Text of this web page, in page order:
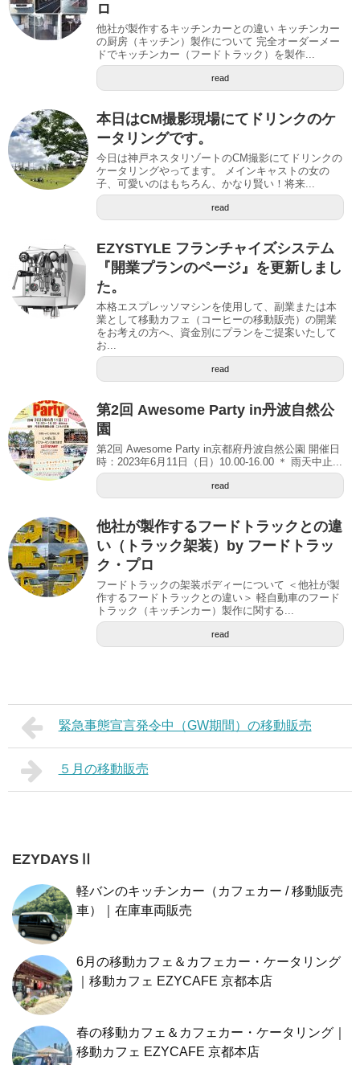
ロ
他社が製作するキッチンカーとの違い キッチンカー
の厨房（キッチン）製作について 完全オーダーメー
ドでキッチンカー（フードトラック）を製作...
read
本日はCM撮影現場にてドリンクのケ
ータリングです。
今日は神戸ネスタリゾートのCM撮影にてドリンクの
ケータリングやってます。 メインキャストの女の
子、可愛いのはもちろん、かなり賢い！将来...
read
EZYSTYLE フランチャイズシステム
『開業プランのページ』を更新しまし
た。
本格エスプレッソマシンを使用して、副業または本
業として移動カフェ（コーヒーの移動販売）の開業
をお考えの方へ、資金別にプランをご提案いたして
お...
read
第2回 Awesome Party in丹波自然公
園
第2回 Awesome Party in京都府丹波自然公園 開催日
時：2023年6月11日（日）10.00-16.00 ＊ 雨天中止...
read
他社が製作するフードトラックとの違
い（トラック架装）by フードトラッ
ク・プロ
フードトラックの架装ボディーについて ＜他社が製
作するフードトラックとの違い＞ 軽自動車のフード
トラック（キッチンカー）製作に関する...
read
緊急事態宣言発令中（GW期間）の移動販売
５月の移動販売
EZYDAYSⅡ
軽バンのキッチンカー（カフェカー / 移動販売
車）｜在庫車両販売
6月の移動カフェ＆カフェカー・ケータリング
｜移動カフェ EZYCAFE 京都本店
春の移動カフェ＆カフェカー・ケータリング｜
移動カフェ EZYCAFE 京都本店